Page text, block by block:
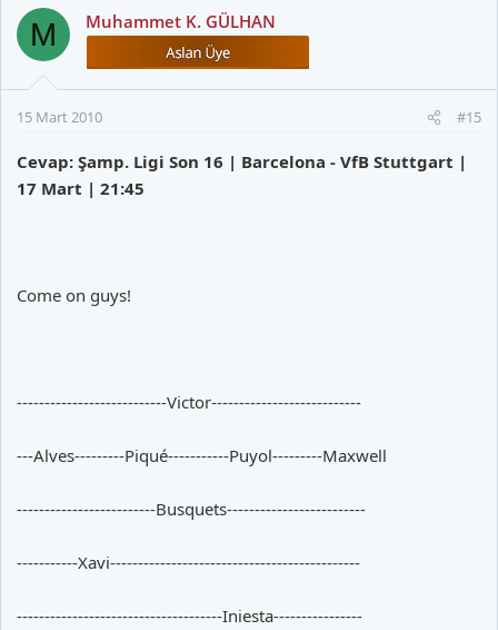
M Muhammet K. GÜLHAN
15 Mart 2010 #15
Cevap: Şamp. Ligi Son 16 | Barcelona - VfB Stuttgart |
17 Mart | 21:45
Come on guys!
---------------------------Victor---------------------------
---Alves---------Piqué-----------Puyol---------Maxwell
-------------------------Busquets-------------------------
-----------Xavi---------------------------------------------
-------------------------------------Iniesta----------------